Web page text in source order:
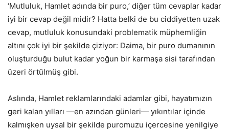
‘Mutluluk, Hamlet adında bir puro,’ diğer tüm cevaplar kadar
iyi bir cevap değil midir? Hatta belki de bu ciddiyetten uzak
cevap, mutluluk konusundaki problematik müphemliğin
altını çok iyi bir şekilde çiziyor: Daima, bir puro dumanının
oluşturduğu bulut kadar yoğun bir karmaşa sisi tarafından
üzeri örtülmüş gibi.
Aslında, Hamlet reklamlarındaki adamlar gibi, hayatımızın
geri kalan yılları —en azından günleri— yıkıntılar içinde
kalmışken uysal bir şekilde puromuzu içercesine yenilgiye